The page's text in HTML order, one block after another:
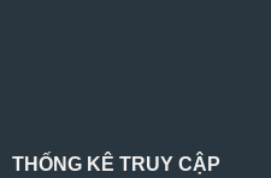
THỐNG KÊ TRUY CẬP